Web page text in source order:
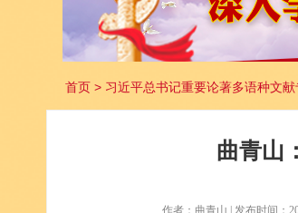
首页 > 习近平总书记重要论著多语种文献
曲青山
作者：曲青山 | 发布时间：